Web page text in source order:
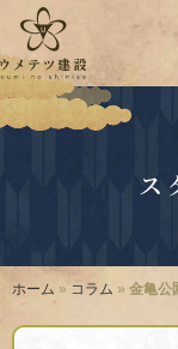
ス
ホーム » コラム » 金亀公